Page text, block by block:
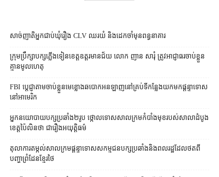
សាច់ញាតិអ្នកជាប់ឃុំរឿង CLV ឈរយំ និងដេកចាំមុនពន្ធនាគារ
ក្រុមប្រឹក្សា​បក្ស​ភ្លើងទៀន​ខេត្ត​ឧត្ដរមានជ័យ លោក ញាន សារុំ ត្រូវ​អាជ្ញាធរ​ចាប់ខ្លួន​
គ្មាន​មូលហេតុ
FBI ប្ដេជ្ញា​តាម​ចាប់ខ្លួន​មេខ្លោង​ឆបោក​អនឡាញ​នៅ​គ្រប់​ទីកន្លែង​យក​មក​ផ្ដន្ទាទោស​
នៅ​អាមេរិក
អ្នកនយោបាយ​បក្ស​ប្រឆាំង​២​រូប ថ្កោលទោស​សាលក្រម​កំបាំងមុខ​របស់​សាលាដំបូង​
ខេត្ត​ប៉ៃលិន​ថា ជា​រឿង​អយុត្តិធម៌
តុលាការ​តម្កល់​សាលក្រម​ផ្ដន្ទាទោស​សកម្មជន​បក្ស​ប្រឆាំង​និង​ពលរដ្ឋ​ដែល​ថត​ពី​
បញ្ហា​ព្រំដែន​ខ្មែរ​ថៃ